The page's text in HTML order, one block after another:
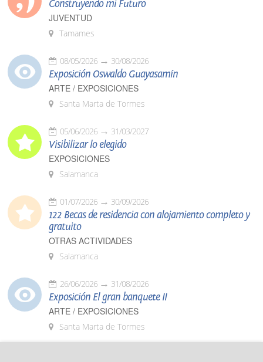
Construyendo mi Futuro
JUVENTUD
Tamames
08/05/2026 30/08/2026
Exposición Oswaldo Guayasamín
ARTE / EXPOSICIONES
Santa Marta de Tormes
05/06/2026 31/03/2027
Visibilizar lo elegido
EXPOSICIONES
Salamanca
01/07/2026 30/09/2026
122 Becas de residencia con alojamiento completo y
gratuito
OTRAS ACTIVIDADES
Salamanca
26/06/2026 31/08/2026
Exposición El gran banquete II
ARTE / EXPOSICIONES
Santa Marta de Tormes